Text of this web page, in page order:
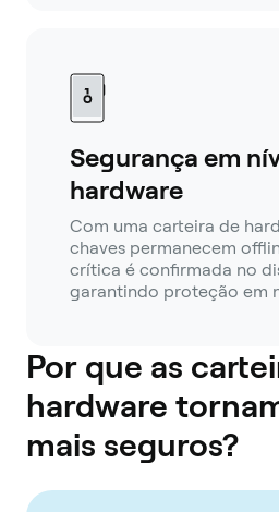
Segurança em
hardware
Com uma carteira de
chaves permanecem
crítica é confirmada no
garantindo proteção em
Por que as
hardware
mais seguros?